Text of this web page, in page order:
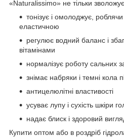
«Naturalissimo» не тільки
тонізує і омолоджує,
еластичною
регулює водний баланс і
вітамінами
нормалізує роботу сальних
знімає набряки і темні кола
антицелюлітні властивості
усуває лупу і сухість шкіри
надає блиск і здоровий
Купити оптом або в роздріб